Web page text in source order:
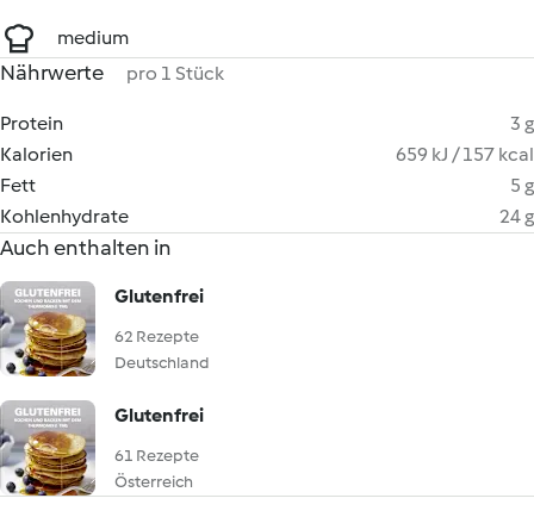
medium
Nährwerte pro 1 Stück
Protein
3 g
Kalorien
659 kJ / 157 kcal
Fett
5 g
Kohlenhydrate
24 g
Auch enthalten in
Glutenfrei
62 Rezepte
Deutschland
Glutenfrei
61 Rezepte
Österreich